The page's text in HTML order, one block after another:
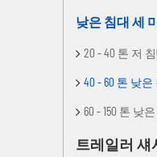
낮은 침대 세
20 - 40 톤 저
40 - 60 톤 낮
60 - 150 톤 낮
트레일러 섀